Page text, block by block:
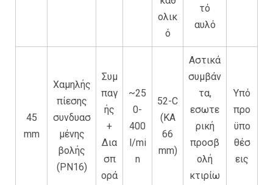
ολικ
ό
τό
αυλό
45
mm
Χαμηλής
πίεσης
συνδυασ
μένης
βολής
(PN16)
Συμ
παγ
ής
+
Δια
σπ
ορά
~25
0-
400
l/mi
n
52-C
(KA
66
mm)
Αστικά
συμβάν
τα,
εσωτε
ρική
προσβ
ολή
κτιρίω
Υπό
προ
ϋπο
θέσ
εις